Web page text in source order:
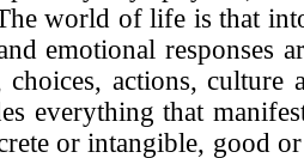
world of life is that
emotional responses
actions, culture
everything that
or intangible, good